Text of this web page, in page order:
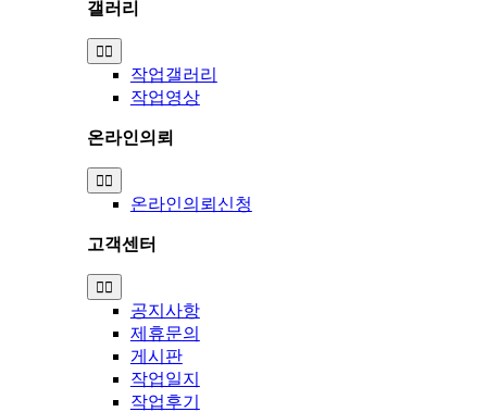
갤러리
Toggle
Navigation
작업갤러리
작업영상
온라인의뢰
Toggle
Navigation
온라인의뢰신청
고객센터
Toggle
Navigation
공지사항
제휴문의
게시판
작업일지
작업후기